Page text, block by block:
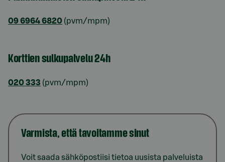
09 6964 6820 (pvm/mpm)
Korttien sulkupalvelu 24h
020 333 (pvm/mpm)
Varmista, että tavoitamme sinut
Voit saada sähköpostiisi tietoa uusista palveluista